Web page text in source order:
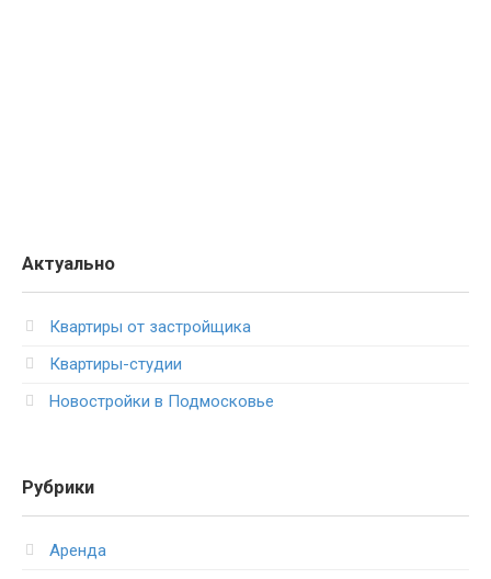
Актуально
Квартиры от застройщика
Квартиры-студии
Новостройки в Подмосковье
Рубрики
Аренда